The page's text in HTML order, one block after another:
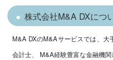
株式会社M&A DXにつ
M&A DXのM&Aサービスでは、
会計士、 M&A経験豊富な金融機